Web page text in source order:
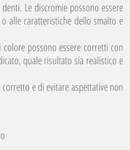
Le discromie possono essere
alle caratteristiche dello smalto e
possono essere corretti con
quale risultato sia realistico e
e di evitare aspettative non